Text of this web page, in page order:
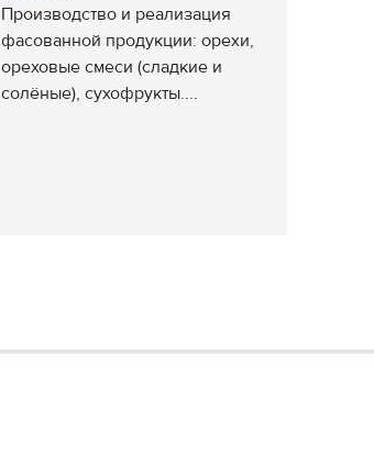
Производство и реализация
фасованной продукции: орехи,
ореховые смеси (сладкие и
солёные), сухофрукты....